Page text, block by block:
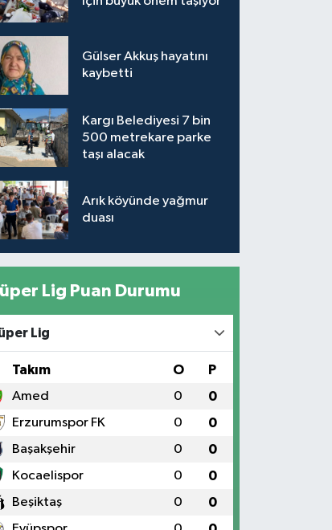
Gülser Akkuş hayatını
kaybetti
Kargı Belediyesi 7 bin
500 metrekare parke
taşı alacak
Arık köyünde yağmur
duası
Lig Puan Durumu
Lig
Takım O P
Amed 0 0
Erzurumspor FK 0 0
Başakşehir 0 0
Kocaelispor 0 0
Beşiktaş 0 0